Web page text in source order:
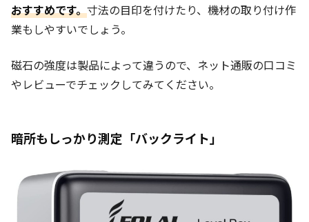
おすすめです。寸法の目印を付けたり、機材の取り付け作
業もしやすいでしょう。
磁石の強度は製品によって違うので、ネット通販の口コミ
やレビューでチェックしてみてください。
暗所もしっかり測定「バックライト」